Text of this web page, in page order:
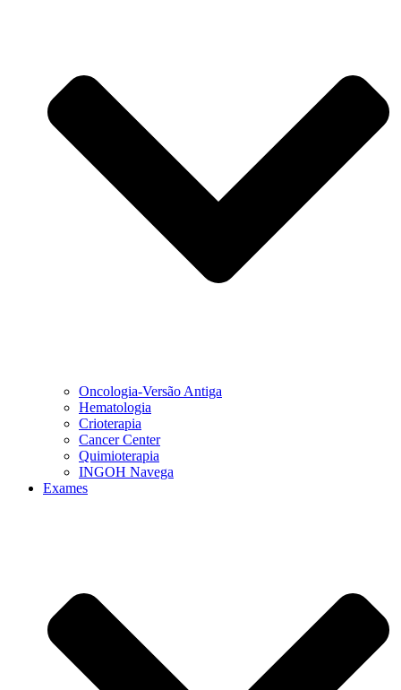
Oncologia-Versão Antiga
Hematologia
Crioterapia
Cancer Center
Quimioterapia
INGOH Navega
Exames